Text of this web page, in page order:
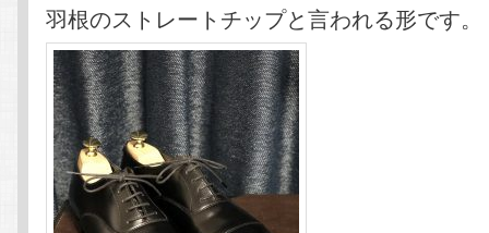
羽根のストレートチップと言われる形です。